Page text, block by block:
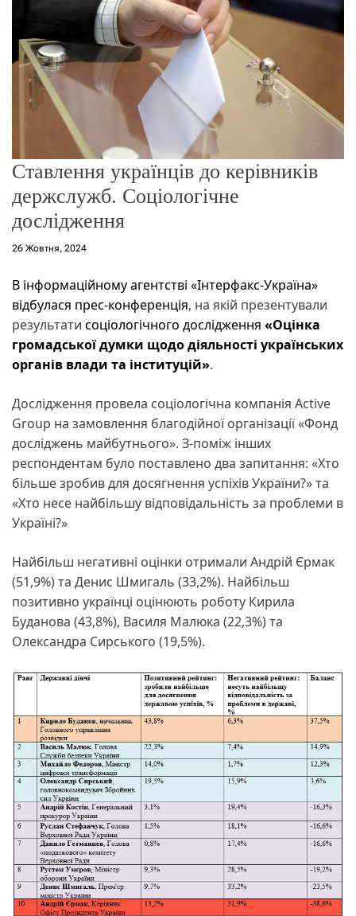
р
м
у
Ставлення українців до керівників
держслужб. Соціологічне
дослідження
26 Жовтня, 2024
В інформаційному агентстві «Інтерфакс-Україна»
відбулася прес-конференція, на якій презентували
результати соціологічного дослідження «Оцінка
громадської думки щодо діяльності українських
органів влади та інституцій».
Дослідження провела соціологічна компанія Active
Group на замовлення благодійної організації «Фонд
досліджень майбутнього». З-поміж інших
респондентам було поставлено два запитання: «Хто
більше зробив для досягнення успіхів України?» та
«Хто несе найбільшу відповідальність за проблеми в
Україні?»
Найбільш негативні оцінки отримали Андрій Єрмак
(51,9%) та Денис Шмигаль (33,2%). Найбільш
позитивно українці оцінюють роботу Кирила
Буданова (43,8%), Василя Малюка (22,3%) та
Олександра Сирського (19,5%).